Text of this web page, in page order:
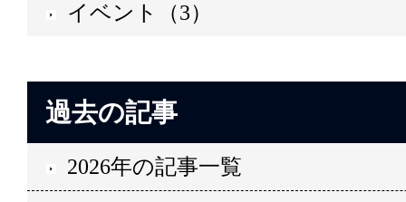
イベント（3）
過去の記事
2026年の記事一覧